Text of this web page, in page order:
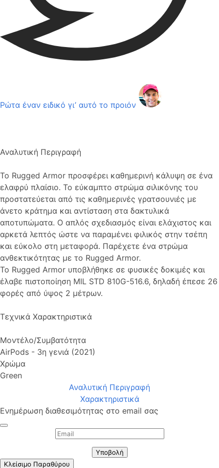
Ρώτα έναν ειδικό γι’ αυτό το προιόν
Αναλυτική Περιγραφή
Το Rugged Armor προσφέρει καθημερινή κάλυψη σε ένα
ελαφρύ πλαίσιο. Το εύκαμπτο στρώμα σιλικόνης του
προστατεύεται από τις καθημερινές γρατσουνιές με
άνετο κράτημα και αντίσταση στα δακτυλικά
αποτυπώματα. Ο απλός σχεδιασμός είναι ελάχιστος και
αρκετά λεπτός ώστε να παραμένει φιλικός στην τσέπη
και εύκολο στη μεταφορά. Παρέχετε ένα στρώμα
ανθεκτικότητας με το Rugged Armor.
Το Rugged Armor υποβλήθηκε σε φυσικές δοκιμές και
έλαβε πιστοποίηση MIL STD 810G-516.6, δηλαδή έπεσε 26
φορές από ύψος 2 μέτρων.
Τεχνικά Χαρακτηριστικά
Μοντέλο/Συμβατότητα
AirPods - 3η γενιά (2021)
Χρώμα
Green
Αναλυτική Περιγραφή
Χαρακτηριστικά
Ενημέρωση διαθεσιμότητας στο email σας
Υποβολή
Κλείσιμο Παραθύρου